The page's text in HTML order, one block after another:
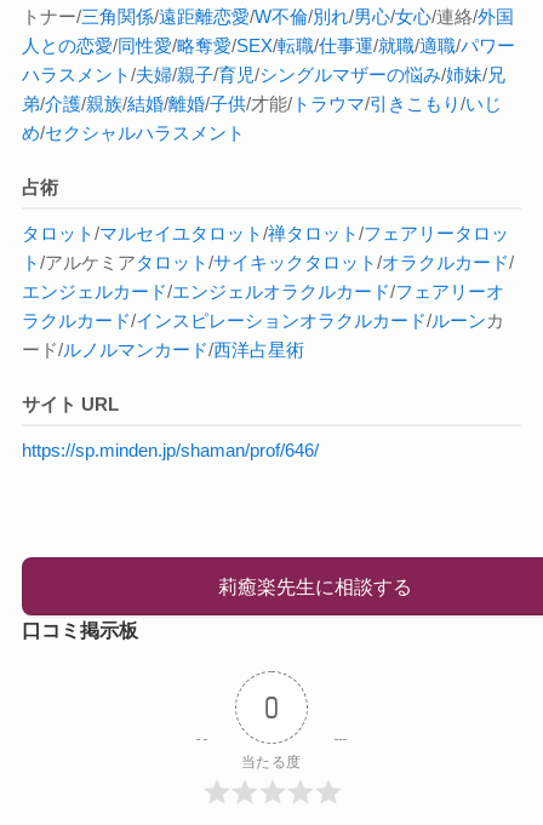
トナー/三角関係/遠距離恋愛/W不倫/別れ/男心/女心/連絡/外国
人との恋愛/同性愛/略奪愛/SEX/転職/仕事運/就職/適職/パワー
ハラスメント/夫婦/親子/育児/シングルマザーの悩み/姉妹/兄
弟/介護/親族/結婚/離婚/子供/才能/トラウマ/引きこもり/いじ
め/セクシャルハラスメント
占術
タロット/マルセイユタロット/禅タロット/フェアリータロッ
ト/アルケミアタロット/サイキック タロット/オラクルカード/
エンジェルカード/エンジェルオラクルカード/フェアリーオ
ラクルカード/インスピレーションオラクルカード/ルーンカ
ード/ルノルマンカード/西洋占星術
サイト URL
https://sp.minden.jp/shaman/prof/646/
莉癒楽先生に相談する
口コミ掲示板
0
当たる度